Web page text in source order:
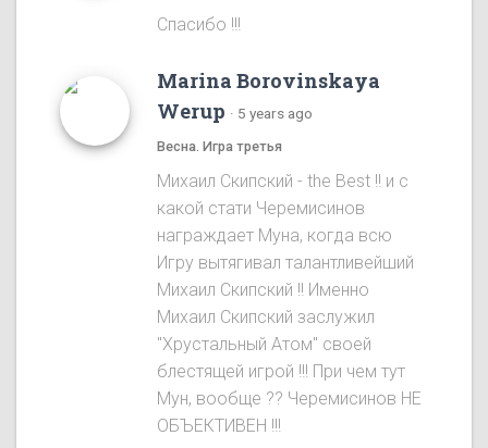
Спасибо !!!
Marina Borovinskaya
Werup · 5 years ago
Весна. Игра третья
Михаил Скипский - the Best !! и с
какой стати Черемисинов
награждает Муна, когда всю
Игру вытягивал талантливейший
Михаил Скипский !! Именно
Михаил Скипский заслужил
"Хрустальный Атом" своей
блестящей игрой !!! При чем тут
Мун, вообще ?? Черемисинoв НЕ
ОБЪЕКТИВЕН !!!